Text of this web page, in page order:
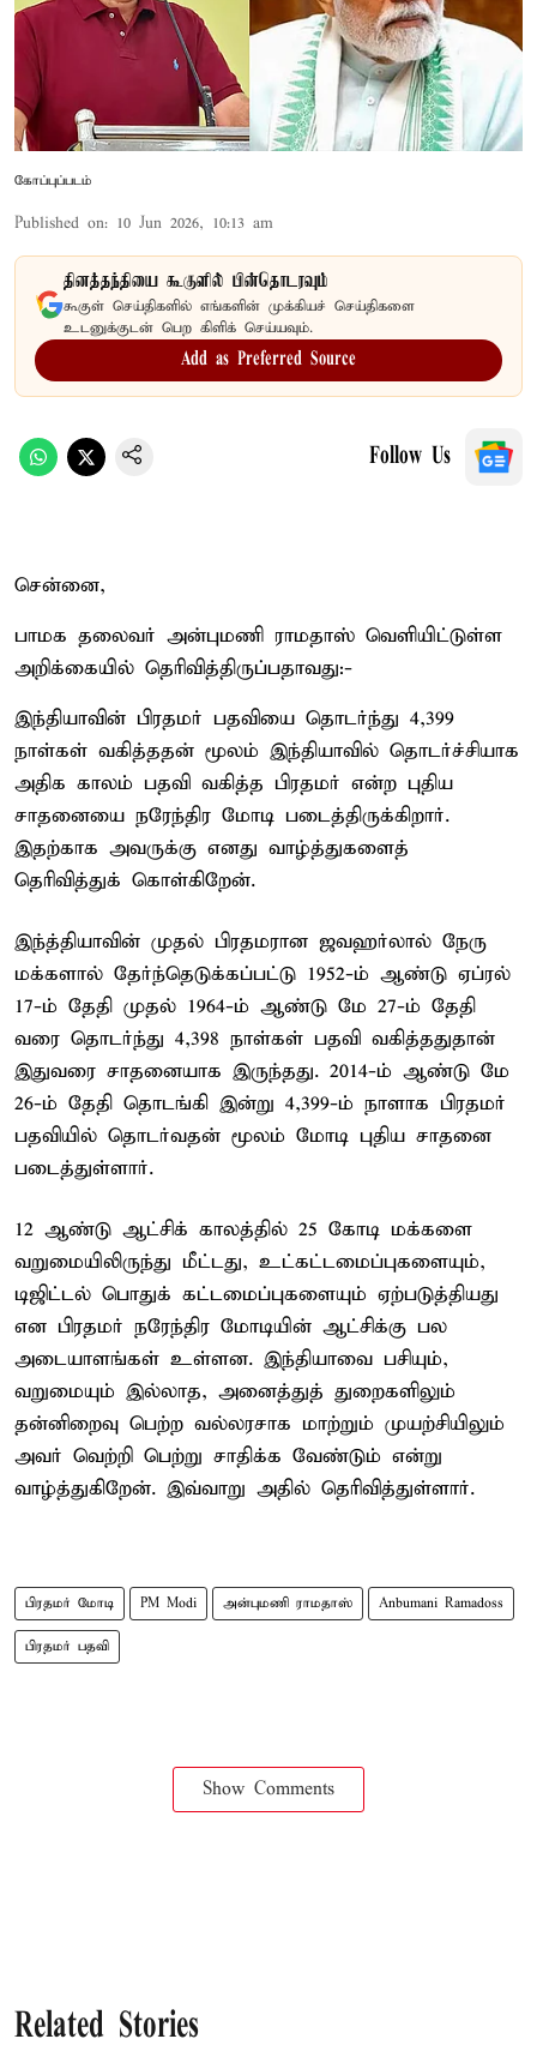
கோப்புப்படம்
Published on: 10 Jun 2026, 10:13 am
தினத்தந்தியை கூகுளில் பின்தொடரவும்
கூகுள் செய்திகளில் எங்களின் முக்கியச் செய்திகளை
உடனுக்குடன் பெற கிளிக் செய்யவும்.
Add as Preferred Source
Follow Us
சென்னை,
பாமக தலைவர் அன்புமணி ராமதாஸ் வெளியிட்டுள்ள
அறிக்கையில் தெரிவித்திருப்பதாவது:-
இந்தியாவின் பிரதமர் பதவியை தொடர்ந்து 4,399
நாள்கள் வகித்ததன் மூலம் இந்தியாவில் தொடர்ச்சியாக
அதிக காலம் பதவி வகித்த பிரதமர் என்ற புதிய
சாதனையை நரேந்திர மோடி படைத்திருக்கிறார்.
இதற்காக அவருக்கு எனது வாழ்த்துகளைத்
தெரிவித்துக் கொள்கிறேன்.
இந்த்தியாவின் முதல் பிரதமரான ஜவஹர்லால் நேரு
மக்களால் தேர்ந்தெடுக்கப்பட்டு 1952-ம் ஆண்டு ஏப்ரல்
17-ம் தேதி முதல் 1964-ம் ஆண்டு மே 27-ம் தேதி
வரை தொடர்ந்து 4,398 நாள்கள் பதவி வகித்ததுதான்
இதுவரை சாதனையாக இருந்தது. 2014-ம் ஆண்டு மே
26-ம் தேதி தொடங்கி இன்று 4,399-ம் நாளாக பிரதமர்
பதவியில் தொடர்வதன் மூலம் மோடி புதிய சாதனை
படைத்துள்ளார்.
12 ஆண்டு ஆட்சிக் காலத்தில் 25 கோடி மக்களை
வறுமையிலிருந்து மீட்டது, உட்கட்டமைப்புகளையும்,
டிஜிட்டல் பொதுக் கட்டமைப்புகளையும் ஏற்படுத்தியது
என பிரதமர் நரேந்திர மோடியின் ஆட்சிக்கு பல
அடையாளங்கள் உள்ளன. இந்தியாவை பசியும்,
வறுமையும் இல்லாத, அனைத்துத் துறைகளிலும்
தன்னிறைவு பெற்ற வல்லரசாக மாற்றும் முயற்சியிலும்
அவர் வெற்றி பெற்று சாதிக்க வேண்டும் என்று
வாழ்த்துகிறேன். இவ்வாறு அதில் தெரிவித்துள்ளார்.
பிரதமர் மோடி PM Modi அன்புமணி ராமதாஸ் Anbumani Ramadoss
பிரதமர் பதவி
Show Comments
Related Stories